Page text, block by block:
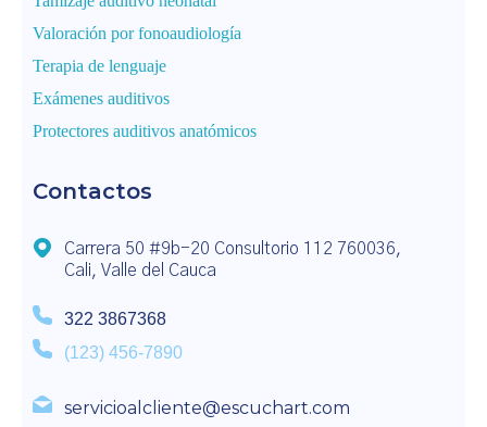
Valoración por fonoaudiología
Terapia de lenguaje
Exámenes auditivos
Protectores auditivos anatómicos
Contactos
Carrera 50 #9b-20 Consultorio 112 760036,
Cali, Valle del Cauca​​
322 3867368
(123) 456-7890
servicioalcliente@escuchart.com